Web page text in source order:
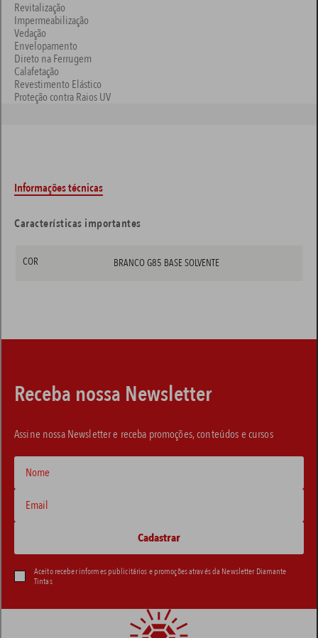
Revitalização
Impermeabilização
Vedação
Envelopamento
Direto na Ferrugem
Calafetação
Revestimento Elástico
Proteção contra Raios UV
Informações técnicas
Características importantes
COR BRANCO G85 BASE SOLVENTE
Receba nossa Newsletter
Assine nossa Newsletter e receba promoções, conteúdos e cursos
Aceito receber informes publicitários e promoções através da Newsletter Diamante
Tintas